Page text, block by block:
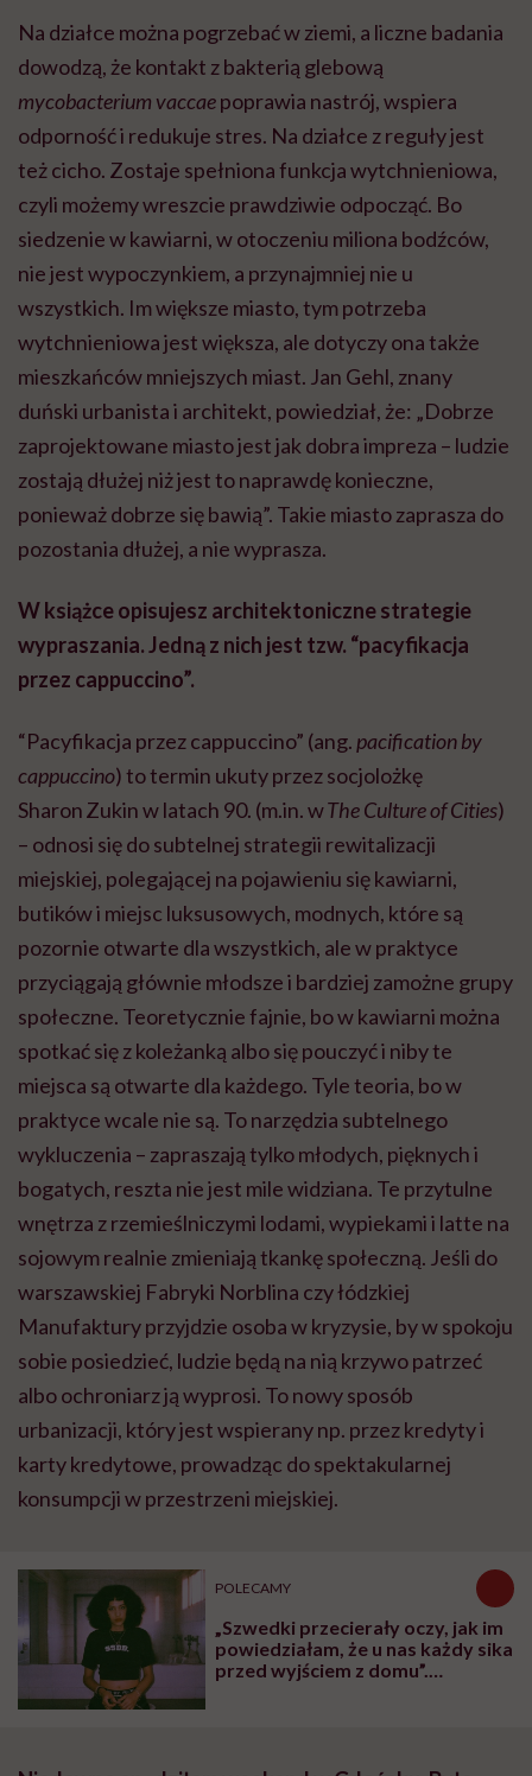
Na działce można pogrzebać w ziemi, a liczne badania
dowodzą, że kontakt z bakterią glebową
mycobacterium vaccaepoprawia nastrój, wspiera
odporność i redukuje stres. Na działce z reguły jest
też cicho. Zostaje spełniona funkcja wytchnieniowa,
czyli możemy wreszcie prawdziwie odpocząć. Bo
siedzenie w kawiarni, w otoczeniu miliona bodźców,
nie jest wypoczynkiem, a przynajmniej nie u
wszystkich. Im większe miasto, tym potrzeba
wytchnieniowa jest większa, ale dotyczy ona także
mieszkańców mniejszych miast. Jan Gehl, znany
duński urbanista i architekt, powiedział, że: „Dobrze
zaprojektowane miasto jest jak dobra impreza – ludzie
zostają dłużej niż jest to naprawdę konieczne,
ponieważ dobrze się bawią”. Takie miasto zaprasza do
pozostania dłużej, a nie wyprasza.
W książce opisujesz architektoniczne strategie
wypraszania. Jedną z nich jest tzw. “pacyfikacja
przez cappuccino”.
“Pacyfikacja przez cappuccino” (ang. pacification by
cappuccino) to termin ukuty przez socjolożkę
Sharon Zukin w latach 90. (m.in. wThe Culture of Cities)
– odnosi się do subtelnej strategii rewitalizacji
miejskiej, polegającej na pojawieniu się kawiarni,
butików i miejsc luksusowych, modnych, które są
pozornie otwarte dla wszystkich, ale w praktyce
przyciągają głównie młodsze i bardziej zamożne grupy
społeczne. Teoretycznie fajnie, bo w kawiarni można
spotkać się z koleżanką albo się pouczyć i niby te
miejsca są otwarte dla każdego. Tyle teoria, bo w
praktyce wcale nie są. To narzędzia subtelnego
wykluczenia – zapraszają tylko młodych, pięknych i
bogatych, reszta nie jest mile widziana. Te przytulne
wnętrza z rzemieślniczymi lodami, wypiekami i latte na
sojowym realnie zmieniają tkankę społeczną. Jeśli do
warszawskiej Fabryki Norblina czy łódzkiej
Manufaktury przyjdzie osoba w kryzysie, by w spokoju
sobie posiedzieć, ludzie będą na nią krzywo patrzeć
albo ochroniarz ją wyprosi. To nowy sposób
urbanizacji, który jest wspierany np. przez kredyty i
karty kredytowe, prowadząc do spektakularnej
konsumpcji w przestrzeni miejskiej.
POLECAMY
„Szwedki przecierały oczy, jak im
powiedziałam, że u nas każdy sika
przed wyjściem z domu”.